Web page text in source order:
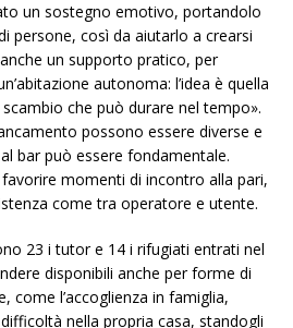
un sostegno emotivo, portandolo
persone, così da aiutarlo a crearsi
un supporto pratico, per
autonoma: l’idea è quella
che può durare nel tempo».
possono essere diverse e
bar può essere fondamentale.
favorire momenti di incontro alla pari,
come tra operatore e utente.
23 i tutor e 14 i rifugiati entrati nel
disponibili anche per forme di
come l’accoglienza in famiglia,
nella propria casa, standogli